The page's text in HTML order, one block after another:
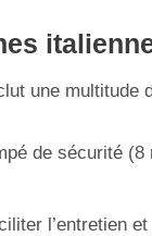
une
de sécurité
l’entretien